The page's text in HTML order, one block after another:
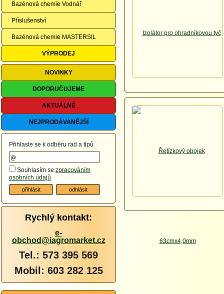
Bazénová chemie Vodnář
Příslušenství
Bazénová chemie MASTERSIL
VÝPRODEJ
NOVINKY
DOPORUČUJEME
AKTUÁLNĚ
NEJPRODÁVANĚJŠÍ
Přihlaste se k odběru rad a tipů
Souhlasím se zpracováním
osobních údajů
Rychlý kontakt:
e-
obchod@iagromarket.cz
Tel.: 573 395 569
Mobil: 603 282 125